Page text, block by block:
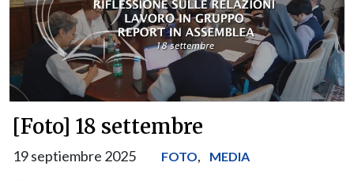
[Foto] 18 settembre
19 septiembre 2025 FOTO, MEDIA